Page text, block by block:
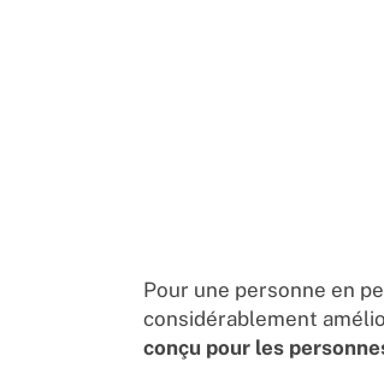
Pour une personne en
considérablement
conçu pour les